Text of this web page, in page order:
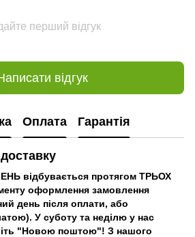
перший відгук
відгук
Оплата Гарантія
відбувається протягом ТРЬОХ
оформлення замовлення
день після оплати, або
У суботу та неділю у нас
"Новою поштою"! З нашого